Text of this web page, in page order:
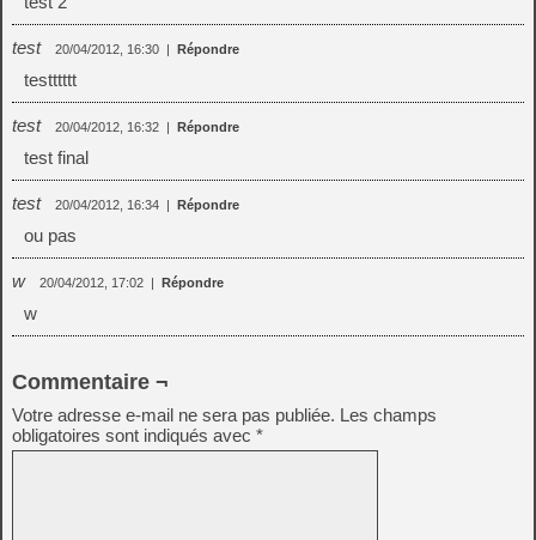
test 20/04/2012, 16:30 | Répondre
testttttt
test 20/04/2012, 16:32 | Répondre
test final
test 20/04/2012, 16:34 | Répondre
ou pas
w 20/04/2012, 17:02 | Répondre
w
Commentaire ¬
Votre adresse e-mail ne sera pas publiée. Les champs
obligatoires sont indiqués avec *